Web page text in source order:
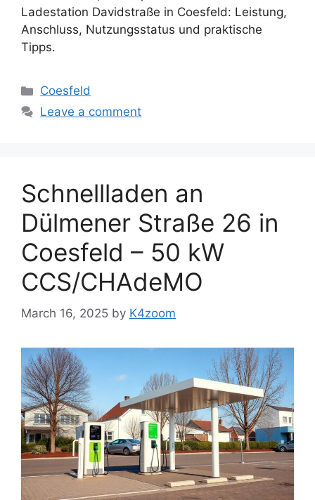
Ladestation Davidstraße in Coesfeld: Leistung,
Anschluss, Nutzungsstatus und praktische
Tipps.
Categories
Coesfeld
Leave a comment
Schnellladen an
Dülmener Straße 26 in
Coesfeld – 50 kW
CCS/CHAdeMO
March 16, 2025 by K4zoom